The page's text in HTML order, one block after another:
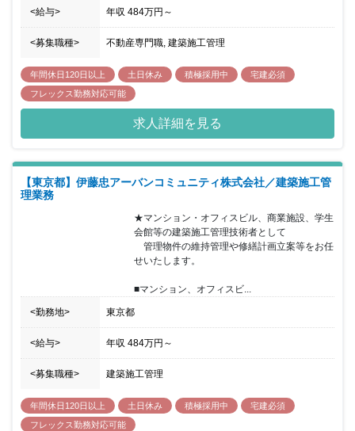
<給与> 年収 484万円 ～
<募集職種> 不動産専門職, 建築施工管理
年間休日120日以上 土日休み 積極採用中
宅建必須
フレックス勤務対応可能
求人詳細を見る
【東京都】伊藤忠アーバンコミュニティ株式会社／建築施工管
理業務
★マンション・オフィスビル、商業施設、学生
会館等の建築施工管理技術者として
管理物件の維持管理や修繕計画立案等をお任
せいたします。
■マンション、オフィスビ...
<勤務地> 東京都
<給与> 年収 484万円 ～
<募集職種> 建築施工管理
年間休日120日以上 土日休み 積極採用中
宅建必須
フレックス勤務対応可能